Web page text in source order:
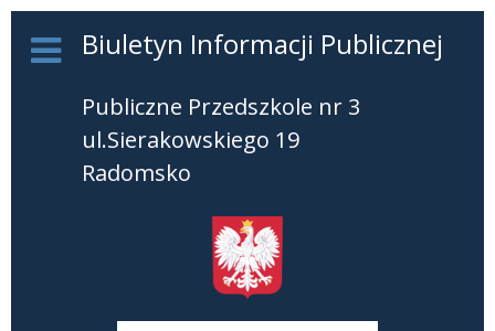
Biuletyn Informacji Publicznej
Publiczne Przedszkole nr 3
ul.Sierakowskiego 19
Radomsko